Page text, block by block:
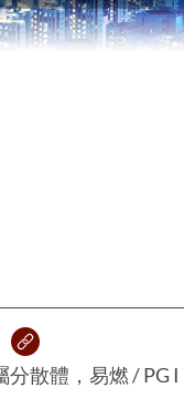
散體，易燃 / PG I